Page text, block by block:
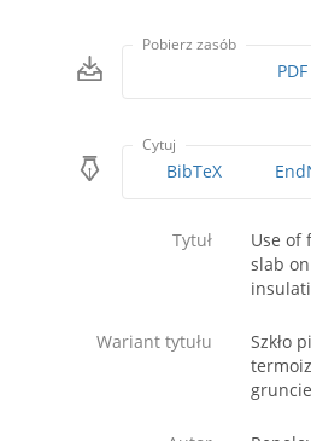
Pobierz zasób
PDF
Cytuj
BibTeX
Tytuł
Use of
slab
Wariant tytułu
Szkło